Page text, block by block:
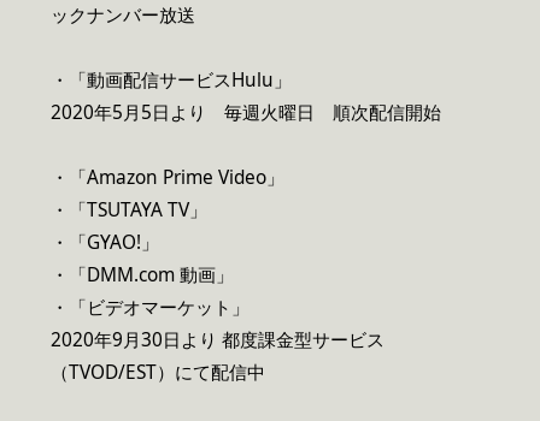
ックナンバー放送
・「動画配信サービスHulu」
2020年5月5日より 毎週火曜日 順次配信開始
・「Amazon Prime Video」
・「TSUTAYA TV」
・「GYAO!」
・「DMM.com 動画」
・「ビデオマーケット」
2020年9月30日より 都度課金型サービス
（TVOD/EST）にて配信中